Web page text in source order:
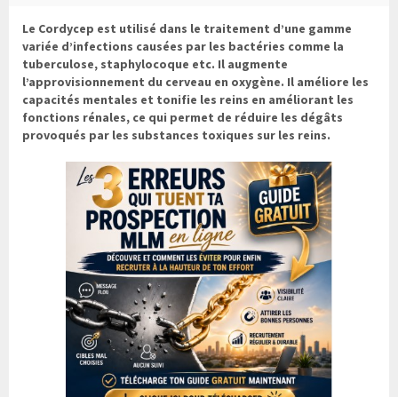
Le Cordycep est utilisé dans le traitement d’une gamme
variée d’infections causées par les bactéries comme la
tuberculose, staphylocoque etc. Il augmente
l’approvisionnement du cerveau en oxygène. Il améliore les
capacités mentales et tonifie les reins en améliorant les
fonctions rénales, ce qui permet de réduire les dégâts
provoqués par les substances toxiques sur les reins.